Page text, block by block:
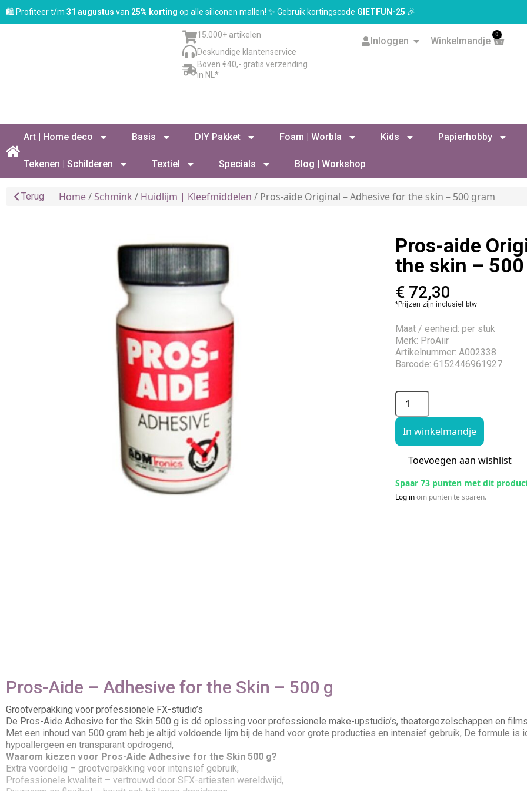
🛍️ Profiteer t/m 31 augustus van 25% korting op alle siliconen mallen! ✨ Gebruik kortingscode GIETFUN-25 🎉
15.000+ artikelen
Deskundige klantenservice
Boven €40,- gratis verzending
in NL*
Inloggen Winkelmandje
0
Art | Home deco Basis DIY Pakket Foam | Worbla Kids Papierhobby
Tekenen | Schilderen Textiel Specials Blog | Workshop
Terug Home/Schmink / Huidlijm | Kleefmiddelen / Pros-aide Original – Adhesive for the skin – 500 gram
Pros-aide
the skin –
€ 72,30
*Prijzen zijn inclusief btw
Maat / eenheid: per stuk
Merk: ProAiir
Artikelnummer: A002338
Barcode: 6152446961927
In winkelmandje
Toevoegen aan wishlist
Spaar 73 punten met dit
Log inom punten te sparen.
Pros-Aide – Adhesive for the Skin – 500 g
Grootverpakking voor professionele FX-studio’s
De Pros-Aide Adhesive for the Skin 500 g is dé oplossing voor professionele make-upstudio’s, theatergezelschappen en
Met een inhoud van 500 gram heb je altijd voldoende lijm bij de hand voor grote producties en intensief gebruik, De formule is
hypoallergeen en transparant opdrogend,
Waarom kiezen voor Pros-Aide Adhesive for the Skin 500 g?
Extra voordelig – grootverpakking voor intensief gebruik,
Professionele kwaliteit – vertrouwd door SFX-artiesten wereldwijd,